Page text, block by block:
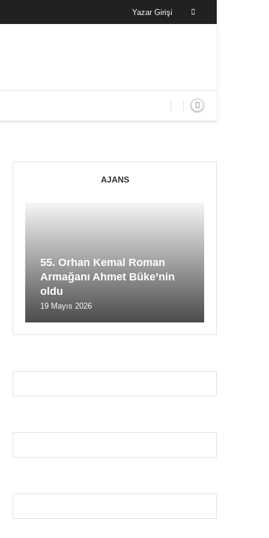
Yazar Girişi
AJANS
55. Orhan Kemal Roman
Armağanı Ahmet Büke’nin
oldu
19 Mayıs 2026